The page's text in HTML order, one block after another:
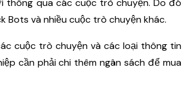
thông qua các cuộc trò chuyện. Do đó
Bots và nhiều cuộc trò chuyện khác.
cuộc trò chuyện và các loại thông tin
cần phải chi thêm ngân sách để mua